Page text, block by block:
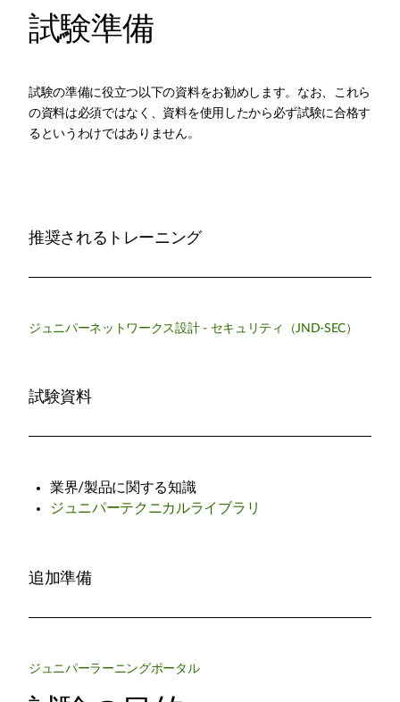
試験準備
試験の準備に役立つ以下の資料をお勧めします。なお、これら
の資料は必須ではなく、資料を使用したから必ず試験に合格す
るというわけではありません。
推奨されるトレーニング
ジュニパーネットワークス設計 - セキュリティ（JND-SEC）
試験資料
業界/製品に関する知識
ジュニパーテクニカルライブラリ
追加準備
ジュニパーラーニングポータル